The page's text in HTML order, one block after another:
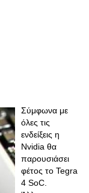
Σύμφωνα με
όλες τις
ενδείξεις η
Nvidia θα
παρουσιάσει
φέτος το Tegra
4 SoC.